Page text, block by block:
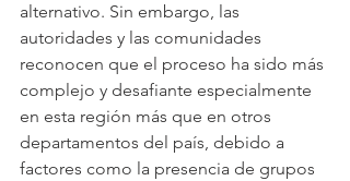
alternativo. Sin embargo, las
autoridades y las comunidades
reconocen que el proceso ha sido más
complejo y desafiante especialmente
en esta región más que en otros
departamentos del país, debido a
factores como la presencia de grupos